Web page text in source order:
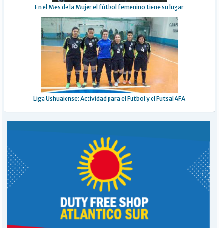
En el Mes de la Mujer el fútbol femenino tiene su lugar
Liga Ushuaiense: Actividad para el Futbol y el Futsal AFA